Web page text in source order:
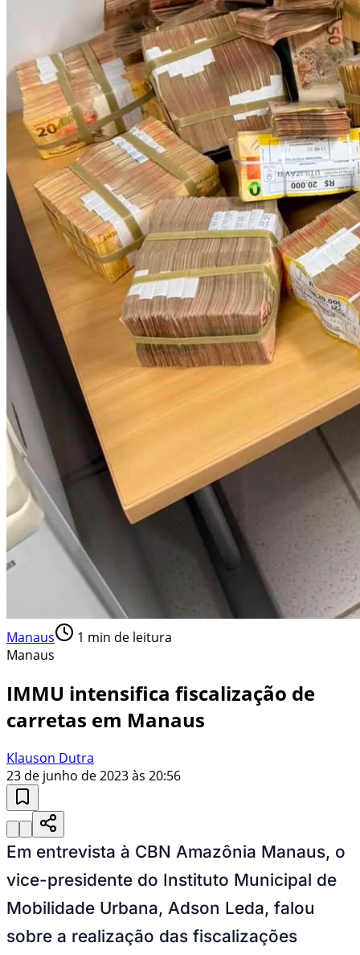
Manaus 1 min de leitura
Manaus
IMMU intensifica fiscalização de
carretas em Manaus
Klauson Dutra
23 de junho de 2023 às 20:56
Em entrevista à CBN Amazônia Manaus, o
vice-presidente do Instituto Municipal de
Mobilidade Urbana, Adson Leda, falou
sobre a realização das fiscalizações